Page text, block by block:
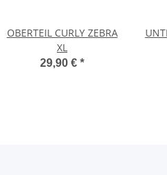
OBERTEIL CURLY ZEBRA
XL
29,90 € *